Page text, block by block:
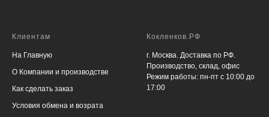
Клиентам
На Главную
О Компании и производстве
Как сделать заказ
Условия обмена и возрата
Кокленков.РФ
г. Москва. Доставка по РФ.
Производство, склад, офис
Режим работы: пн-пт с 10:00 до
17:00